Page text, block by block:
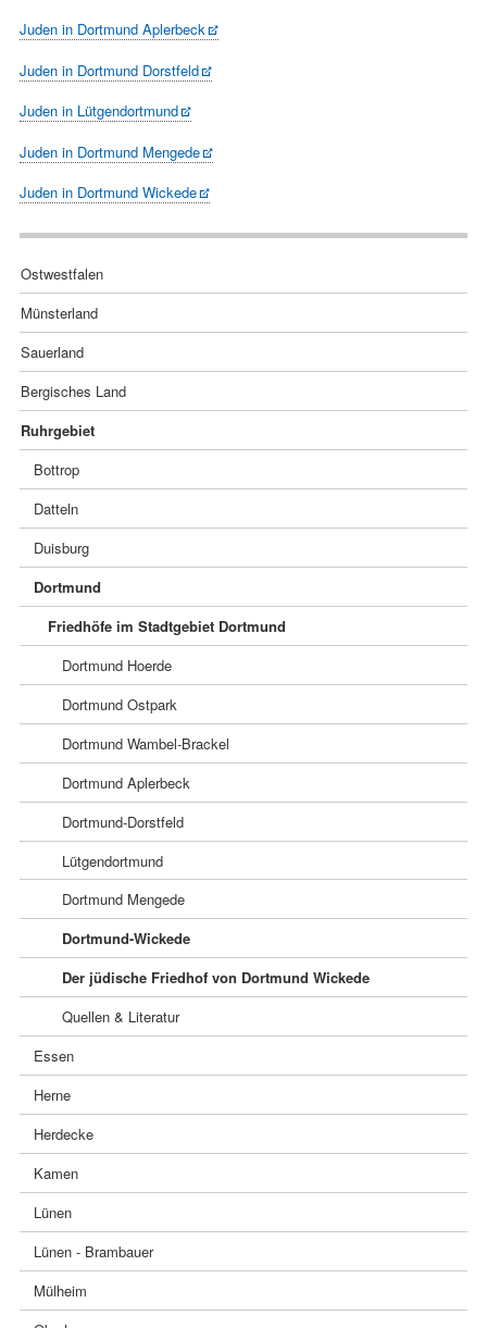
Juden in Dortmund Aplerbeck
Juden in Dortmund Dorstfeld
Juden in Lütgendortmund
Juden in Dortmund Mengede
Juden in Dortmund Wickede
Navigation
überspringen
Ostwestfalen
Münsterland
Sauerland
Bergisches Land
Ruhrgebiet
Bottrop
Datteln
Duisburg
Dortmund
Friedhöfe im Stadtgebiet Dortmund
Dortmund Hoerde
Dortmund Ostpark
Dortmund Wambel-Brackel
Dortmund Aplerbeck
Dortmund-Dorstfeld
Lütgendortmund
Dortmund Mengede
Dortmund-Wickede
Der jüdische Friedhof von Dortmund Wickede
Quellen & Literatur
Essen
Herne
Herdecke
Kamen
Lünen
Lünen - Brambauer
Mülheim